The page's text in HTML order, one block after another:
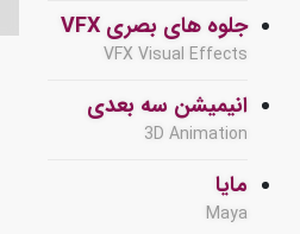
جلوه های بصری VFX
VFX Visual Effects
انیمیشن سه بعدی
3D Animation
مایا
Maya